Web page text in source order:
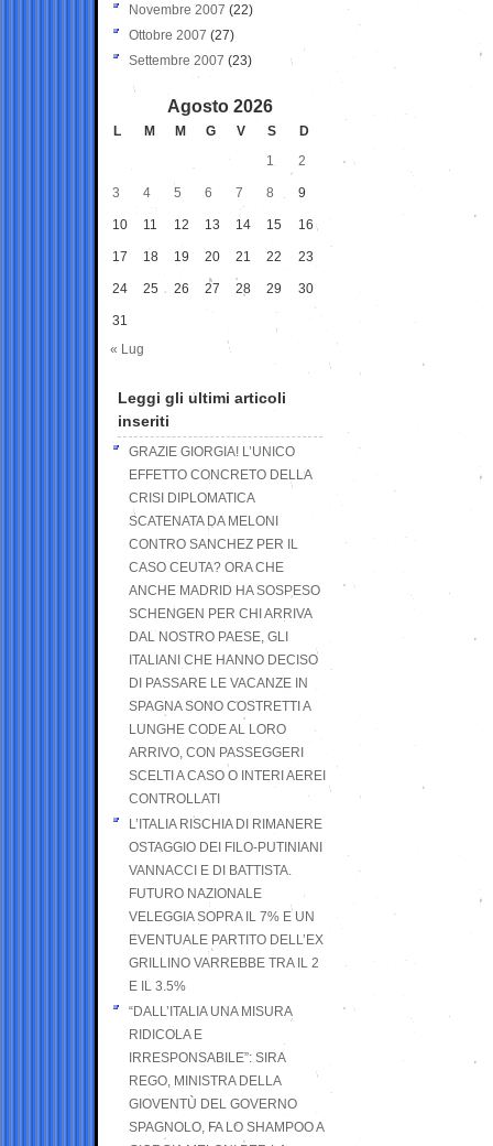
Novembre 2007 (22)
Ottobre 2007 (27)
Settembre 2007 (23)
Agosto 2026
L M M G V S
D
1
2
3 4 5 6 7 8 9
10 11 12 13 14 15 16
17 18 19 20 21 22 23
24 25 26 27 28 29 30
31
« Lug
Leggi gli ultimi articoli
inseriti
GRAZIE GIORGIA! L’UNICO
EFFETTO CONCRETO DELLA
CRISI DIPLOMATICA
SCATENATA DA MELONI
CONTRO SANCHEZ PER IL
CASO CEUTA? ORA CHE
ANCHE MADRID HA SOSPESO
SCHENGEN PER CHI ARRIVA
DAL NOSTRO PAESE, GLI
ITALIANI CHE HANNO DECISO
DI PASSARE LE VACANZE IN
SPAGNA SONO COSTRETTI A
LUNGHE CODE AL LORO
ARRIVO, CON PASSEGGERI
SCELTI A CASO O INTERI AEREI
CONTROLLATI
L’ITALIA RISCHIA DI RIMANERE
OSTAGGIO DEI FILO-PUTINIANI
VANNACCI E DI BATTISTA.
FUTURO NAZIONALE
VELEGGIA SOPRA IL 7% E UN
EVENTUALE PARTITO DELL’EX
GRILLINO VARREBBE TRA IL 2
E IL 3.5%
“DALL’ITALIA UNA MISURA
RIDICOLA E
IRRESPONSABILE”: SIRA
REGO, MINISTRA DELLA
GIOVENTÙ DEL GOVERNO
SPAGNOLO, FA LO SHAMPOO A